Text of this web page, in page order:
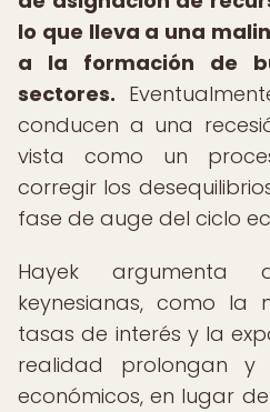
lo que lleva a una
a la formación de
sectores.
conducen a una
vista como un
corregir los
fase de auge del ciclo
Hayek argumenta
keynesianas, como la
tasas de interés y la
realidad prolongan y
económicos, en lugar